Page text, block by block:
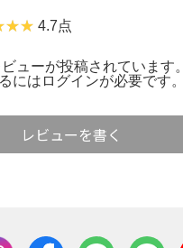
4.7点
ューが投稿されています。
には ログインが必要です。
レビューを書く